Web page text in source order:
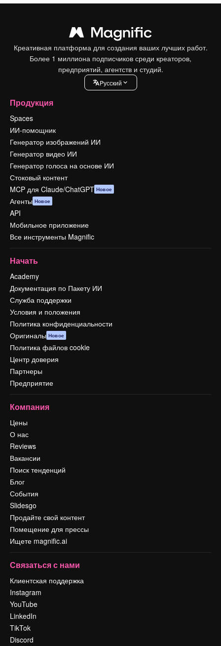
Креативная платформа для создания ваших лучших работ.
Более 1 миллиона подписчиков среди креаторов,
предприятий, агентств и студий.
Pусский
Продукция
Spaces
ИИ-помощник
Генератор изображений ИИ
Генератор видео ИИ
Генератор голоса на основе ИИ
Стоковый контент
MCP для Claude/ChatGPT Новое
Агенты Новое
API
Мобильное приложение
Все инструменты Magnific
Начать
Academy
Документация по Пакету ИИ
Служба поддержки
Условия и положения
Политика конфиденциальности
Оригиналы Новое
Политика файлов cookie
Центр доверия
Партнеры
Предприятие
Компания
Цены
О нас
Reviews
Вакансии
Поиск тенденций
Блог
События
Slidesgo
Продайте свой контент
Помещение для прессы
Ищете magnific.ai
Связаться с нами
Клиентская поддержка
Instagram
YouTube
LinkedIn
TikTok
Discord